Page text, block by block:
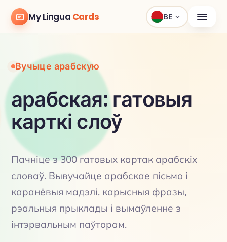
My Lingua Cards BE
Вучыце арабскую
арабская: гатовыя
карткі слоў
Пачніце з 300 гатовых картак арабскіх
словаў. Вывучайце арабскае пісьмо і
каранёвыя мадэлі, карысныя фразы,
рэальныя прыклады і вымаўленне з
інтэрвальным паўторам.